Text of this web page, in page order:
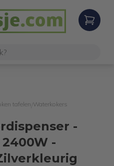
tafelen Waterkokers
-
2400W -